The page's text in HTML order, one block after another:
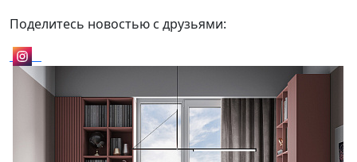
Поделитесь новостью с друзьями: